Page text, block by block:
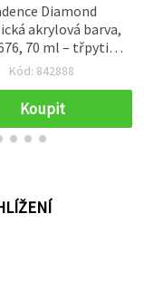
Diamond
akrylová barva,
70 ml – třpytivá
pro výtvarné a DIY
pravé zlato)
Kód: 842888
Koupit